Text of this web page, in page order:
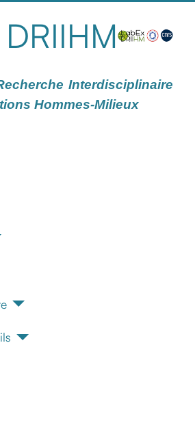
Interdisciplinaire
Hommes-Milieux